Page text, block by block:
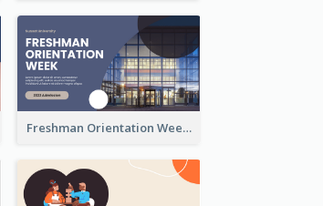
Freshman Orientation Week Presentation